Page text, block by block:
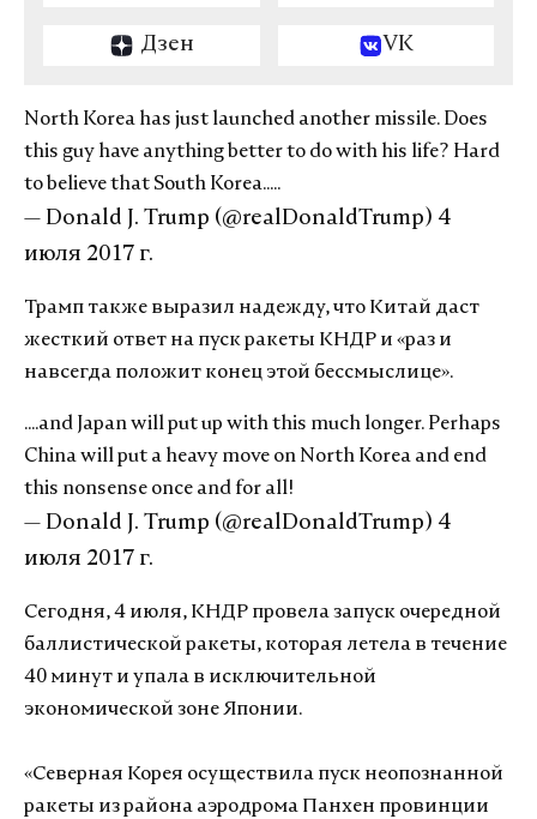
Дзен VK
North Korea has just launched another missile. Does
this guy have anything better to do with his life? Hard
to believe that South Korea.....
— Donald J. Trump (@realDonaldTrump) 4
июля 2017 г.
Трамп также выразил надежду, что Китай даст
жесткий ответ на пуск ракеты КНДР и «раз и
навсегда положит конец этой бессмыслице».
....and Japan will put up with this much longer. Perhaps
China will put a heavy move on North Korea and end
this nonsense once and for all!
— Donald J. Trump (@realDonaldTrump) 4
июля 2017 г.
Сегодня, 4 июля, КНДР провела запуск очередной
баллистической ракеты, которая летела в течение
40 минут и упала в исключительной
экономической зоне Японии.
«Северная Корея осуществила пуск неопознанной
ракеты из района аэродрома Панхен провинции